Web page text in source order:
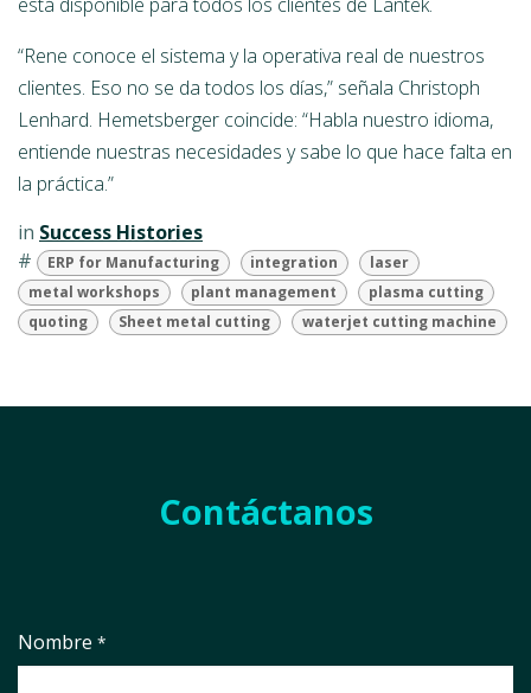
“Rene conoce el sistema y la operativa real de nuestros
clientes. Eso no se da todos los días,” señala Christoph
Lenhard. Hemetsberger coincide: “Habla nuestro idioma,
entiende nuestras necesidades y sabe lo que hace falta en
la práctica.”
in Success Histories
#
ERP for Manufacturing integration
laser
metal workshops
plant management
plasma cutting
quoting
Sheet metal cutting waterjet cutting machine
Contáctanos
Nombre *